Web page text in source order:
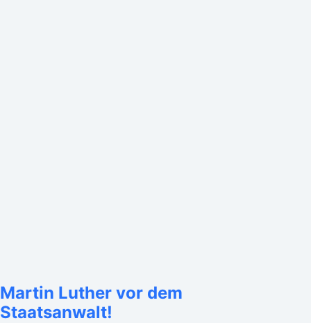
Martin Luther vor dem
Staatsanwalt!